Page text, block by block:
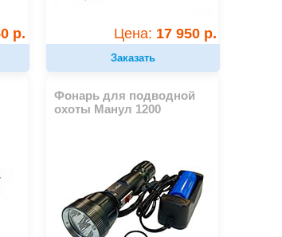
р. Цена: 17 950 р.
Заказать
Фонарь для подводной
охоты Манул 1200